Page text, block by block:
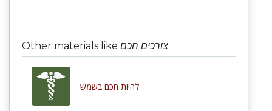
Other materials like צורכים חכם
להיות חכם בשמש